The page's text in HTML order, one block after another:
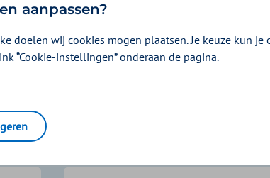
Waar kunnen wij u mee
aanpassen?
doelen wij cookies mogen plaatsen. Je keuze kun
“Cookie-instellingen” onderaan de pagina.